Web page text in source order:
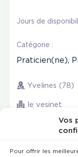
Vos
Pour offrir les
Jours de
Catégorie :
Praticien(ne),
Yvelines (78)
le vesinet